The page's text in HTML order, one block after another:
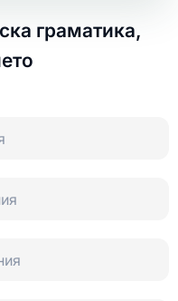
граматика,